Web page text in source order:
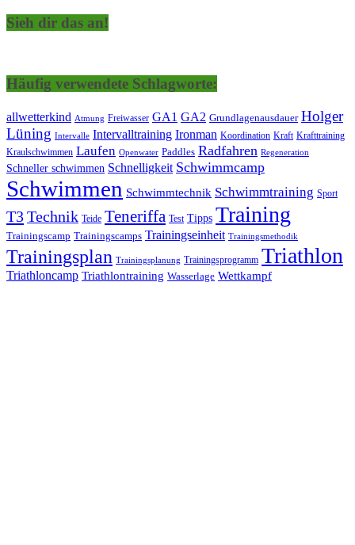
Sieh dir das an!
Häufig verwendete Schlagworte:
allwetterkind Atmung Freiwasser GA1 GA2 Grundlagenausdauer Holger
Lüning Intervalle Intervalltraining Ironman Koordination Kraft Krafttraining
Kraulschwimmen Laufen Openwater Paddles Radfahren Regeneration
Schneller schwimmen Schnelligkeit Schwimmcamp
Schwimmen Schwimmtechnik Schwimmtraining Sport
T3Technik Teide Teneriffa Test Tipps Training
Trainingscamp Trainingscamps Trainingseinheit Trainingsmethodik
Trainingsplan Trainingsplanung Trainingsprogramm Triathlon
Triathloncamp Triathlontraining Wasserlage Wettkampf